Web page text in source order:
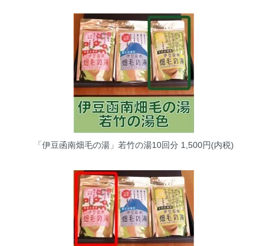
「伊豆函南畑毛の湯」若竹の湯10回分1,500円(内税)